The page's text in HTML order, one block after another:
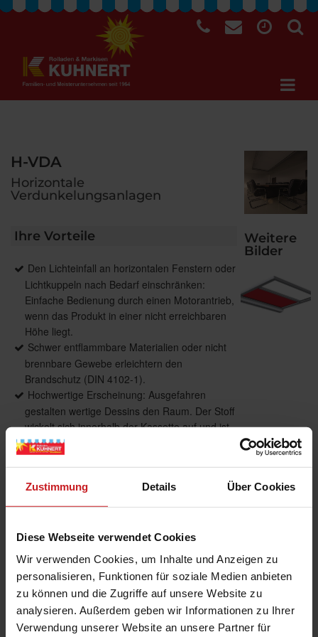
Zustimmung Details Über Cookies
Diese Webseite verwendet Cookies
Wir verwenden Cookies, um Inhalte und Anzeigen zu
personalisieren, Funktionen für soziale Medien anbieten
zu können und die Zugriffe auf unsere Website zu
analysieren. Außerdem geben wir Informationen zu Ihrer
Verwendung unserer Website an unsere Partner für
H-VDA
Horizontale
Verdunkelungsanlagen
Ihre Vorteile
Den Lichteinfall an horizontalen Fenstern oder
Lichtkuppeln nach Bedarf einschränken:
Einfache Bedienung durch einen Motorantrieb,
wenn das Produkt in einer nicht erreichbaren
Höhe liegt.
Schwer entflammbare Materialien oder nicht
brennbare Gewebe erleichtern den
Brandschutz (DIN 4102-1).
Hochwertige Erscheinung: Ausgefahren
gestalten wertige Dessins den Raum. Der Stoff
wickelt sich innerhalb der Kassette auf und ist
in eingefahrenem Zustand nicht sichtbar.
Produktdetails
max. Breite: 3.000 mm
max. Höhe: 4.000 mm
Bedienung: Motor
Führung: Führungsschienen
Anwendungsbereiche: Verdunkelung von
horizontalen Flächen bspw. Lichtkuppeln
Weitere
Bilder